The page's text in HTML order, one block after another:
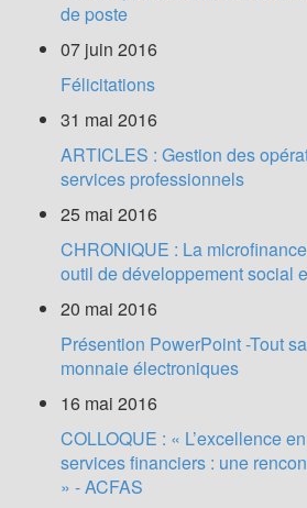
de poste
07 juin 2016
Félicitations
31 mai 2016
ARTICLES : Gestion des
services professionnels
25 mai 2016
CHRONIQUE : La
outil de développement social
20 mai 2016
Présention PowerPoint -Tout
monnaie électroniques
16 mai 2016
COLLOQUE : « L’excellence
services financiers : une
» - ACFAS